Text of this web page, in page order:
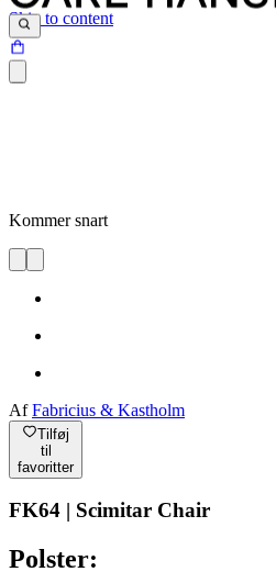
Skip to content
Kommer snart
AfFabricius & Kastholm
Tilføj
til
favoritter
FK64 | Scimitar Chair
Polster: